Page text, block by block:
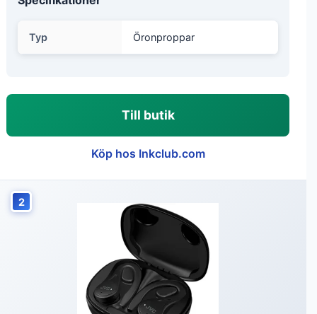
Typ Öronproppar
Till butik
Köp hos Inkclub.com
2